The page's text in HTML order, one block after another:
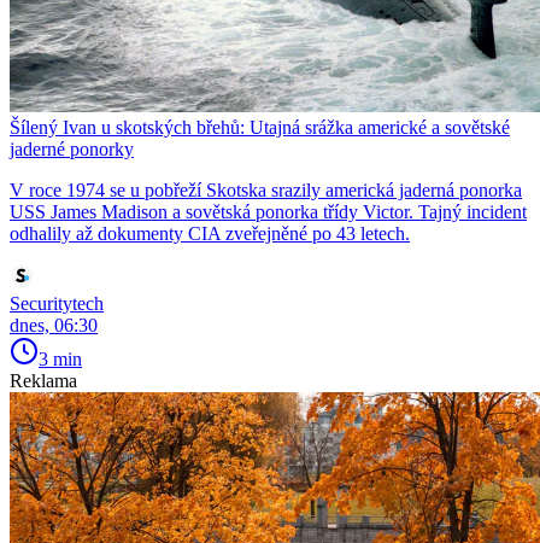
Šílený Ivan u skotských břehů: Utajná srážka americké a sovětské
jaderné ponorky
V roce 1974 se u pobřeží Skotska srazily americká jaderná ponorka
USS James Madison a sovětská ponorka třídy Victor. Tajný incident
odhalily až dokumenty CIA zveřejněné po 43 letech.
Securitytech
dnes, 06:30
3 min
Reklama